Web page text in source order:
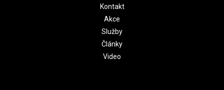
Kontakt
Akce
Služby
Články
Video